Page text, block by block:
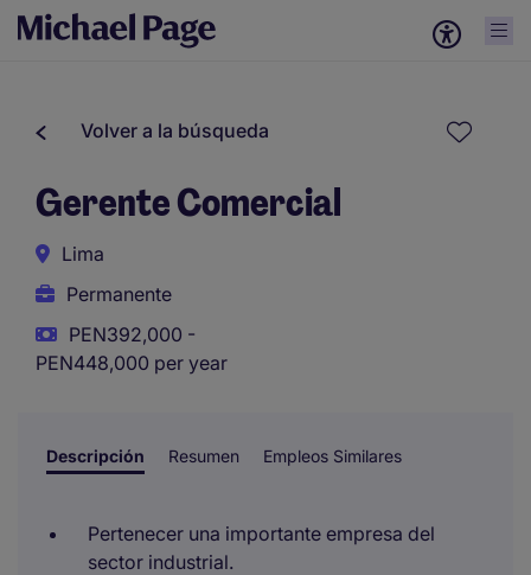
Volver a la búsqueda
Gerente Comercial
Lima
Permanente
PEN392,000 -
PEN448,000 per year
Descripción Resumen Empleos Similares
Pertenecer una importante empresa del
sector industrial.